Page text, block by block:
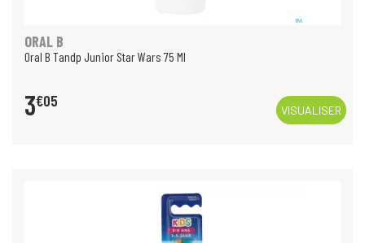
ORAL B
Oral B Tandp Junior Star Wars 75 Ml
3€05
VISUALISER